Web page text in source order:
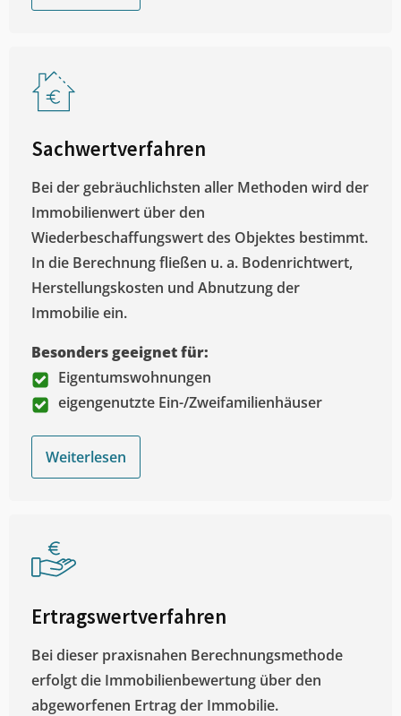
Sachwertverfahren
Bei der gebräuchlichsten aller Methoden wird der
Immobilienwert über den
Wiederbeschaffungswert des Objektes bestimmt.
In die Berechnung fließen u. a. Bodenrichtwert,
Herstellungskosten und Abnutzung der
Immobilie ein.
Besonders geeignet für:
Eigentumswohnungen
eigengenutzte Ein-/Zweifamilienhäuser
Weiterlesen
Ertragswertverfahren
Bei dieser praxisnahen Berechnungsmethode
erfolgt die Immobilienbewertung über den
abgeworfenen Ertrag der Immobilie.